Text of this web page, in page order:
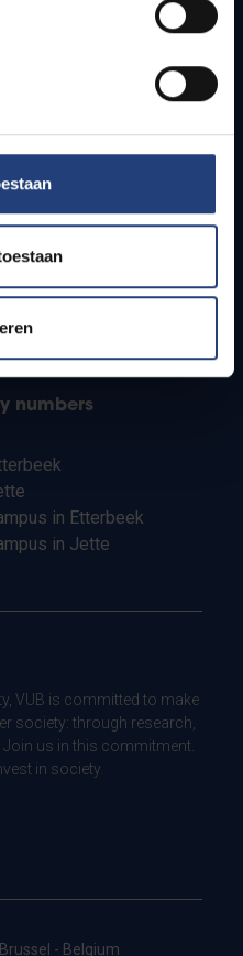
schools
numbers
in Etterbeek
in Jette
VUB is committed to make
society: through research,
us in this commitment.
in society.
- Belgium